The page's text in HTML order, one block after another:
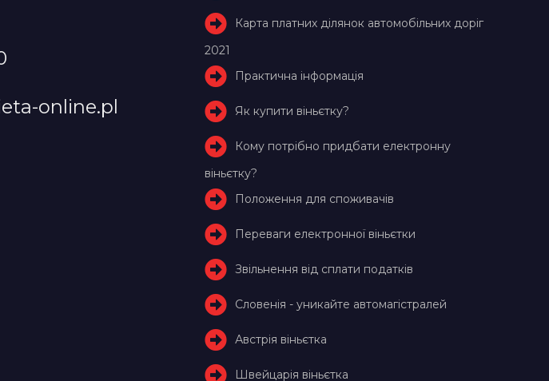
online.pl
Карта платних ділянок автомобільних доріг
2021
Практична інформація
Як купити віньєтку?
Кому потрібно придбати електронну
віньєтку?
Положення для споживачів
Переваги електронної віньєтки
Звільнення від сплати податків
Словенія - уникайте автомагістралей
Австрія віньєтка
Швейцарія віньєтка